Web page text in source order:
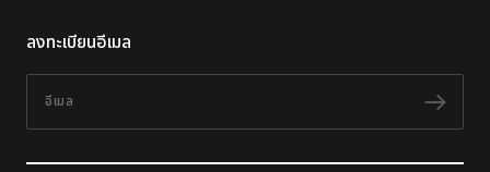
ลงทะเบียนอีเมล
ติดต